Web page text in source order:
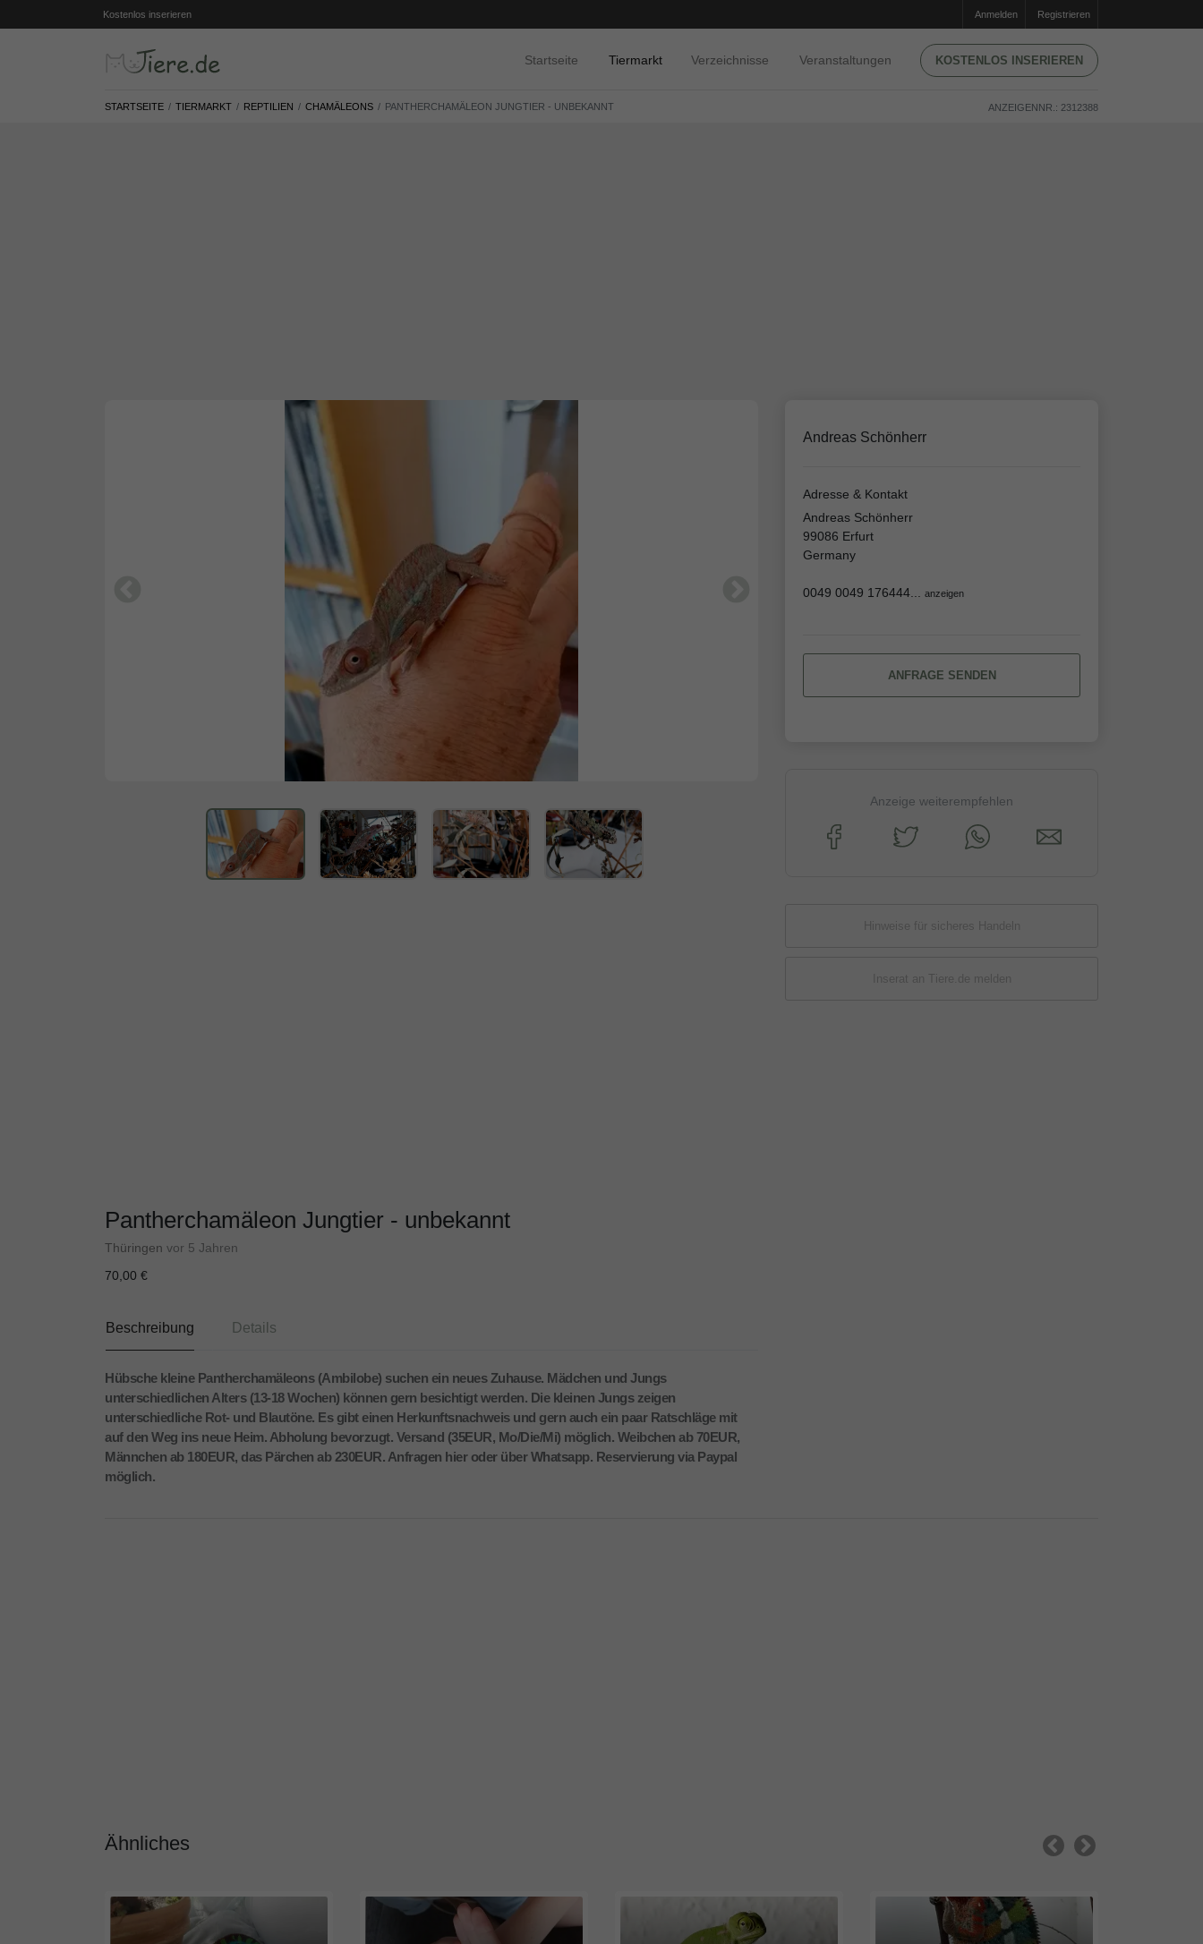
Kostenlos inserieren Anmelden Registrieren
Startseite Tiermarkt Verzeichnisse Veranstaltungen KOSTENLOS INSERIEREN
STARTSEITE TIERMARKT REPTILIEN CHAMÄLEONS PANTHERCHAMÄLEON JUNGTIER - UNBEKANNT ANZEIGENNR.: 2312388
Pantherchamäleon Jungtier - unbekannt
Thüringen vor 5 Jahren
70,00 €
Beschreibung Details
Hübsche kleine Pantherchamäleons (Ambilobe) suchen ein neues Zuhause. Mädchen und Jungs
unterschiedlichen Alters (13-18 Wochen) können gern besichtigt werden. Die kleinen Jungs zeigen
unterschiedliche Rot- und Blautöne. Es gibt einen Herkunftsnachweis und gern auch ein paar Ratschläge mit
auf den Weg ins neue Heim. Abholung bevorzugt. Versand (35EUR, Mo/Die/Mi) möglich. Weibchen ab 70EUR,
Männchen ab 180EUR, das Pärchen ab 230EUR. Anfragen hier oder über Whatsapp. Reservierung via Paypal
möglich.
Andreas Schönherr
Adresse & Kontakt
Andreas Schönherr
99086 Erfurt
Germany
0049 0049 176444... anzeigen
ANFRAGE SENDEN
Anzeige weiterempfehlen
Hinweise für sicheres Handeln
Inserat an Tiere.de melden
Ähnliches